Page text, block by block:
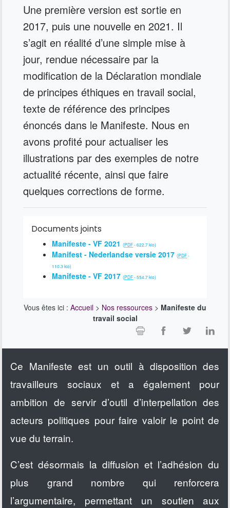
Une première version est sortie en
2017, puis une nouvelle en 2021. Il
s’agit en réalité d’une simple mise à
jour, rendue nécessaire par la
modification de la Déclaration mondiale
de principes éthiques en travail social,
texte de référence des principes
énoncés dans le Manifeste. Nous en
avons profité pour actualiser les
illustrations par des exemples de notre
actualité récente, ainsi que faire
quelques corrections de forme.
Documents joints
Manifeste - VF 2021 (PDF-622.7 kio)
Manifest - Nederlandse versie 2017 (PDF-
110.3 kio)
Manifeste - VF 2017 (PDF-554.7 kio)
Vous êtes ici : Accueil > Nos ressources > Manifeste du
travail social
Ce Manifeste est un outil à disposition des
travailleurs sociaux et a également pour
ambition de servir d’outil d’interpellation des
acteurs politiques pour faire valoir le point de
vue du terrain.
C’est désormais la diffusion et l’adhésion du
plus grand nombre qui renforcera
l’argumentaire, permettant un soutien aux